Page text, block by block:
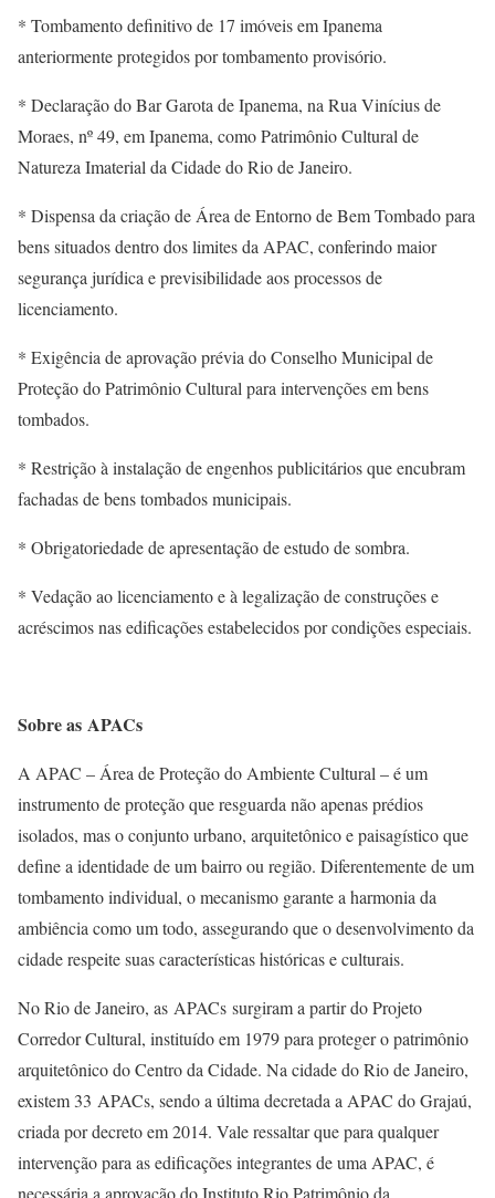
* Tombamento definitivo de 17 imóveis em Ipanema
anteriormente protegidos por tombamento provisório.
* Declaração do Bar Garota de Ipanema, na Rua Vinícius de
Moraes, nº 49, em Ipanema, como Patrimônio Cultural de
Natureza Imaterial da Cidade do Rio de Janeiro.
* Dispensa da criação de Área de Entorno de Bem Tombado para
bens situados dentro dos limites da APAC, conferindo maior
segurança jurídica e previsibilidade aos processos de
licenciamento.
* Exigência de aprovação prévia do Conselho Municipal de
Proteção do Patrimônio Cultural para intervenções em bens
tombados.
* Restrição à instalação de engenhos publicitários que encubram
fachadas de bens tombados municipais.
* Obrigatoriedade de apresentação de estudo de sombra.
* Vedação ao licenciamento e à legalização de construções e
acréscimos nas edificações estabelecidos por condições especiais.
Sobre as APACs
A APAC – Área de Proteção do Ambiente Cultural – é um
instrumento de proteção que resguarda não apenas prédios
isolados, mas o conjunto urbano, arquitetônico e paisagístico que
define a identidade de um bairro ou região. Diferentemente de um
tombamento individual, o mecanismo garante a harmonia da
ambiência como um todo, assegurando que o desenvolvimento da
cidade respeite suas características históricas e culturais.
No Rio de Janeiro, as APACs surgiram a partir do Projeto
Corredor Cultural, instituído em 1979 para proteger o patrimônio
arquitetônico do Centro da Cidade. Na cidade do Rio de Janeiro,
existem 33 APACs, sendo a última decretada a APAC do Grajaú,
criada por decreto em 2014. Vale ressaltar que para qualquer
intervenção para as edificações integrantes de uma APAC, é
necessária a aprovação do Instituto Rio Patrimônio da